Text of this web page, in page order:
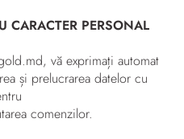
CARACTER PERSONAL
, vă exprimați automat
și prelucrarea datelor cu
comenzilor.